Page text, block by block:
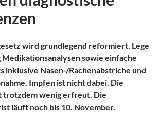
wird grundlegend reformiert. Lege
sowie einfache
inklusive Nasen-/Rachenabstriche und
Impfen ist nicht dabei. Die
trotzdem wenig erfreut. Die
läuft noch bis 10. November.